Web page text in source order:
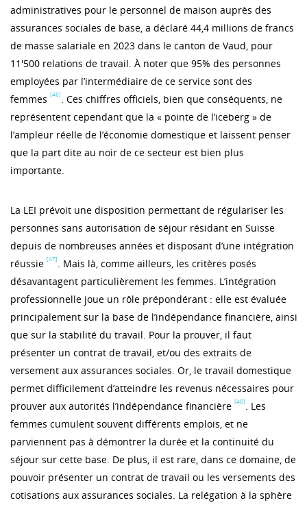
administratives pour le personnel de maison auprès des
assurances sociales de base, a déclaré 44,4 millions de francs
de masse salariale en 2023 dans le canton de Vaud, pour
11'500 relations de travail. À noter que 95% des personnes
employées par l’intermédiaire de ce service sont des
femmes [46] . Ces chiffres officiels, bien que conséquents, ne
représentent cependant que la « pointe de l’iceberg » de
l’ampleur réelle de l’économie domestique et laissent penser
que la part dite au noir de ce secteur est bien plus
importante.
La LEI prévoit une disposition permettant de régulariser les
personnes sans autorisation de séjour résidant en Suisse
depuis de nombreuses années et disposant d’une intégration
réussie [47] . Mais là, comme ailleurs, les critères posés
désavantagent particulièrement les femmes. L’intégration
professionnelle joue un rôle prépondérant : elle est évaluée
principalement sur la base de l’indépendance financière, ainsi
que sur la stabilité du travail. Pour la prouver, il faut
présenter un contrat de travail, et/ou des extraits de
versement aux assurances sociales. Or, le travail domestique
permet difficilement d’atteindre les revenus nécessaires pour
prouver aux autorités l’indépendance financière [48] . Les
femmes cumulent souvent différents emplois, et ne
parviennent pas à démontrer la durée et la continuité du
séjour sur cette base. De plus, il est rare, dans ce domaine, de
pouvoir présenter un contrat de travail ou les versements des
cotisations aux assurances sociales. La relégation à la sphère